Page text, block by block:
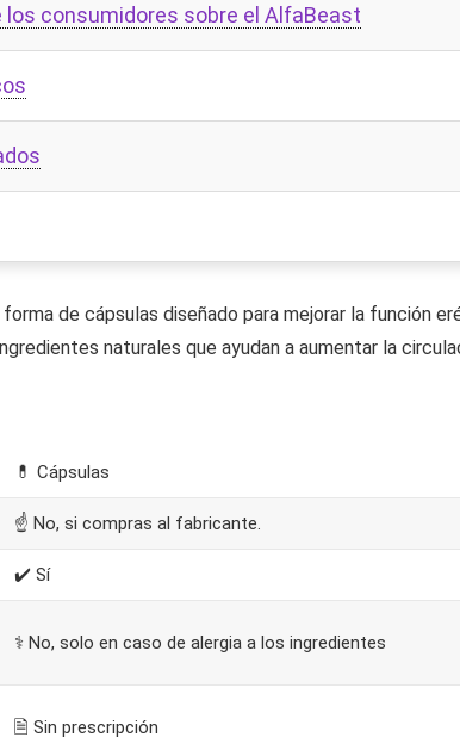
los consumidores sobre el AlfaBeast
de cápsulas diseñado para mejorar la función
naturales que ayudan a aumentar la
💊 Cápsulas
☝ No, si compras al fabricante.
✔️ Sí
⚕️ No, solo en caso de alergia a los ingredientes
🗎 Sin prescripción